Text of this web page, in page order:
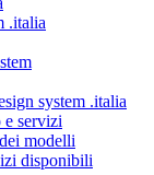
.italia
system .italia
e servizi
modelli
disponibili